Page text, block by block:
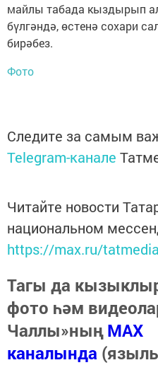
майлы табада кыздырып
бүлгәндә, өстенә сохари
бирәбез.
Фото
Следите за самым
Telegram-канале
Читайте новости
национальном
https://max.ru/tatmedia
Тагы да
фото һәм
Чаллы»ныңMAX
каналында